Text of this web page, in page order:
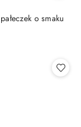
o smaku